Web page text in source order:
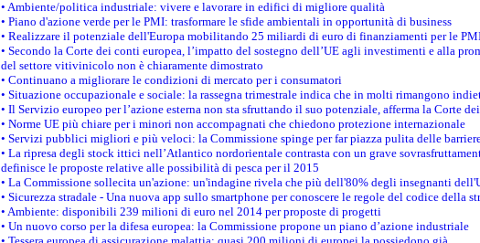
• Ambiente/politica industriale: vivere e lavorare in edifici di migliore qualità
• Piano d'azione verde per le PMI: trasformare le sfide ambientali in opportunità di business
• Realizzare il potenziale dell'Europa mobilitando 25 miliardi di euro di finanziamenti per le
• Secondo la Corte dei conti europea, l’impatto del sostegno dell’UE agli investimenti e alla
del settore vitivinicolo non è chiaramente dimostrato
• Continuano a migliorare le condizioni di mercato per i consumatori
• Situazione occupazionale e sociale: la rassegna trimestrale indica che in molti rimangono
• Il Servizio europeo per l’azione esterna non sta sfruttando il suo potenziale, afferma la Corte
• Norme UE più chiare per i minori non accompagnati che chiedono protezione internazionale
• Servizi pubblici migliori e più veloci: la Commissione spinge per far piazza pulita delle
• La ripresa degli stock ittici nell’Atlantico nordorientale contrasta con un grave
definisce le proposte relative alle possibilità di pesca per il 2015
• La Commissione sollecita un'azione: un'indagine rivela che più dell'80% degli insegnanti
• Sicurezza stradale - Una nuova app sullo smartphone per conoscere le regole del codice della
• Ambiente: disponibili 239 milioni di euro nel 2014 per proposte di progetti
• Un nuovo corso per la difesa europea: la Commissione propone un piano d’azione industriale